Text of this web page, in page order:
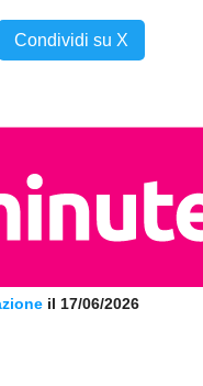
Condividi su X
il 17/06/2026